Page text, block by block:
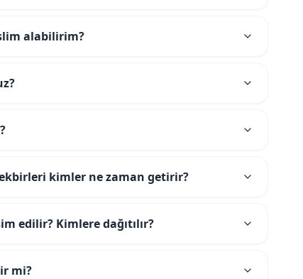
alabilirim?
kimler ne zaman getirir?
edilir? Kimlere dağıtılır?
mi?